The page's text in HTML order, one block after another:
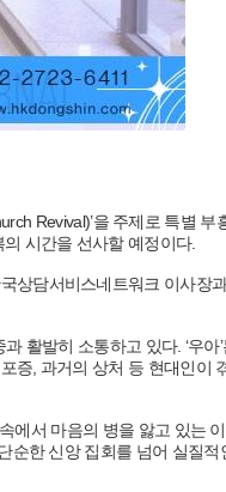
Revival)’을 주제로 특별
시간을 선사할 예정이다.
상담서비스네트워크 이사장
활발히 소통하고 있다. ‘우아
증, 과거의 상처 등 현대인이
서 마음의 병을 앓고 있는
한 신앙 집회를 넘어 실질